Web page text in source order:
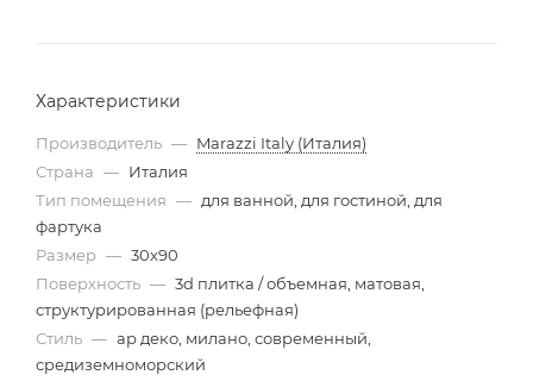
Характеристики
Производитель — Marazzi Italy (Италия)
Страна — Италия
Тип помещения — для ванной, для гостиной, для
фартука
Размер — 30x90
Поверхность — 3d плитка / объемная, матовая,
структурированная (рельефная)
Стиль — ар деко, милано, современный,
средиземноморский